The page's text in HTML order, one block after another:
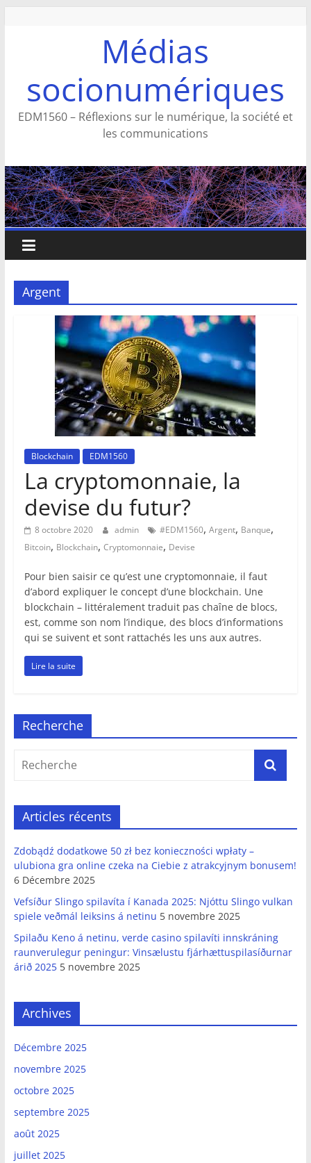
Médias
socionumériques
EDM1560 – Réflexions sur le numérique, la société et
les communications
Argent
Blockchain EDM1560
La cryptomonnaie, la
devise du futur?
8 octobre 2020 admin #EDM1560, Argent, Banque,
Bitcoin, Blockchain, Cryptomonnaie, Devise
Pour bien saisir ce qu’est une cryptomonnaie, il faut
d’abord expliquer le concept d’une blockchain. Une
blockchain – littéralement traduit pas chaîne de blocs,
est, comme son nom l’indique, des blocs d’informations
qui se suivent et sont rattachés les uns aux autres.
Lire la suite
Recherche
Articles récents
Zdobądź dodatkowe 50 zł bez konieczności wpłaty –
ulubiona gra online czeka na Ciebie z atrakcyjnym bonusem!
6 Décembre 2025
Vefsíður Slingo spilavíta í Kanada 2025: Njóttu Slingo vulkan
spiele veðmál leiksins á netinu 5 novembre 2025
Spilaðu Keno á netinu, verde casino spilavíti innskráning
raunverulegur peningur: Vinsælustu fjárhættuspilasíðurnar
árið 2025 5 novembre 2025
Archives
Décembre 2025
novembre 2025
octobre 2025
septembre 2025
août 2025
juillet 2025